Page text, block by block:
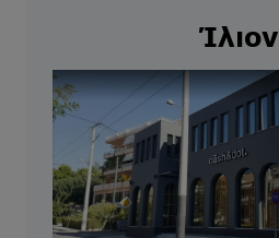
Ίλιον